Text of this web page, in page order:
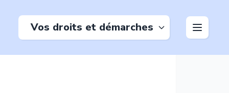
Vos droits et démarches